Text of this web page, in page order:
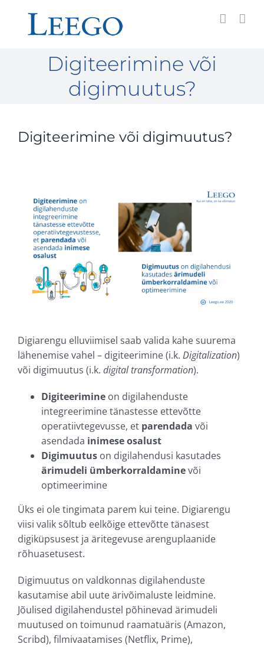
content
Digiteerimine või
digimuutus?
Digiteerimine või digimuutus?
Digiarengu elluviimisel saab valida kahe suurema
lähenemise vahel – digiteerimine (i.k. Digitalization)
või digimuutus (i.k. digital transformation).
Digiteerimineon digilahenduste
integreerimine tänastesse ettevõtte
operatiivtegevusse, et parendada või
asendada inimese osalust
Digimuutuson digilahendusi kasutades
ärimudeli ümberkorraldaminevõi
optimeerimine
Üks ei ole tingimata parem kui teine. Digiarengu
viisi valik sõltub eelkõige ettevõtte tänasest
digiküpsusest ja äritegevuse arenguplaanide
rõhuasetusest.
Digimuutus on valdkonnas digilahenduste
kasutamise abil uute ärivõimaluste leidmine.
Jõulised digilahendustel põhinevad ärimudeli
muutused on toimunud raamatuäris (Amazon,
Scribd), filmivaatamises (Netflix, Prime),